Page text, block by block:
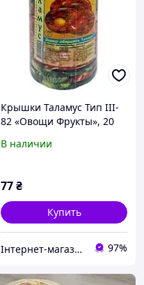
Крышки Таламус Тип III-
82 «Овощи Фрукты», 20
В наличии
77₴
Купить
Інтернет-магазин підгузників та побутової хімії VIKI Home 97%